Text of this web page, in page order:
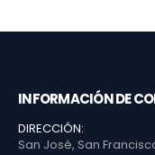
INFORMACIÓN DE
DIRECCIÓN:
San José, San